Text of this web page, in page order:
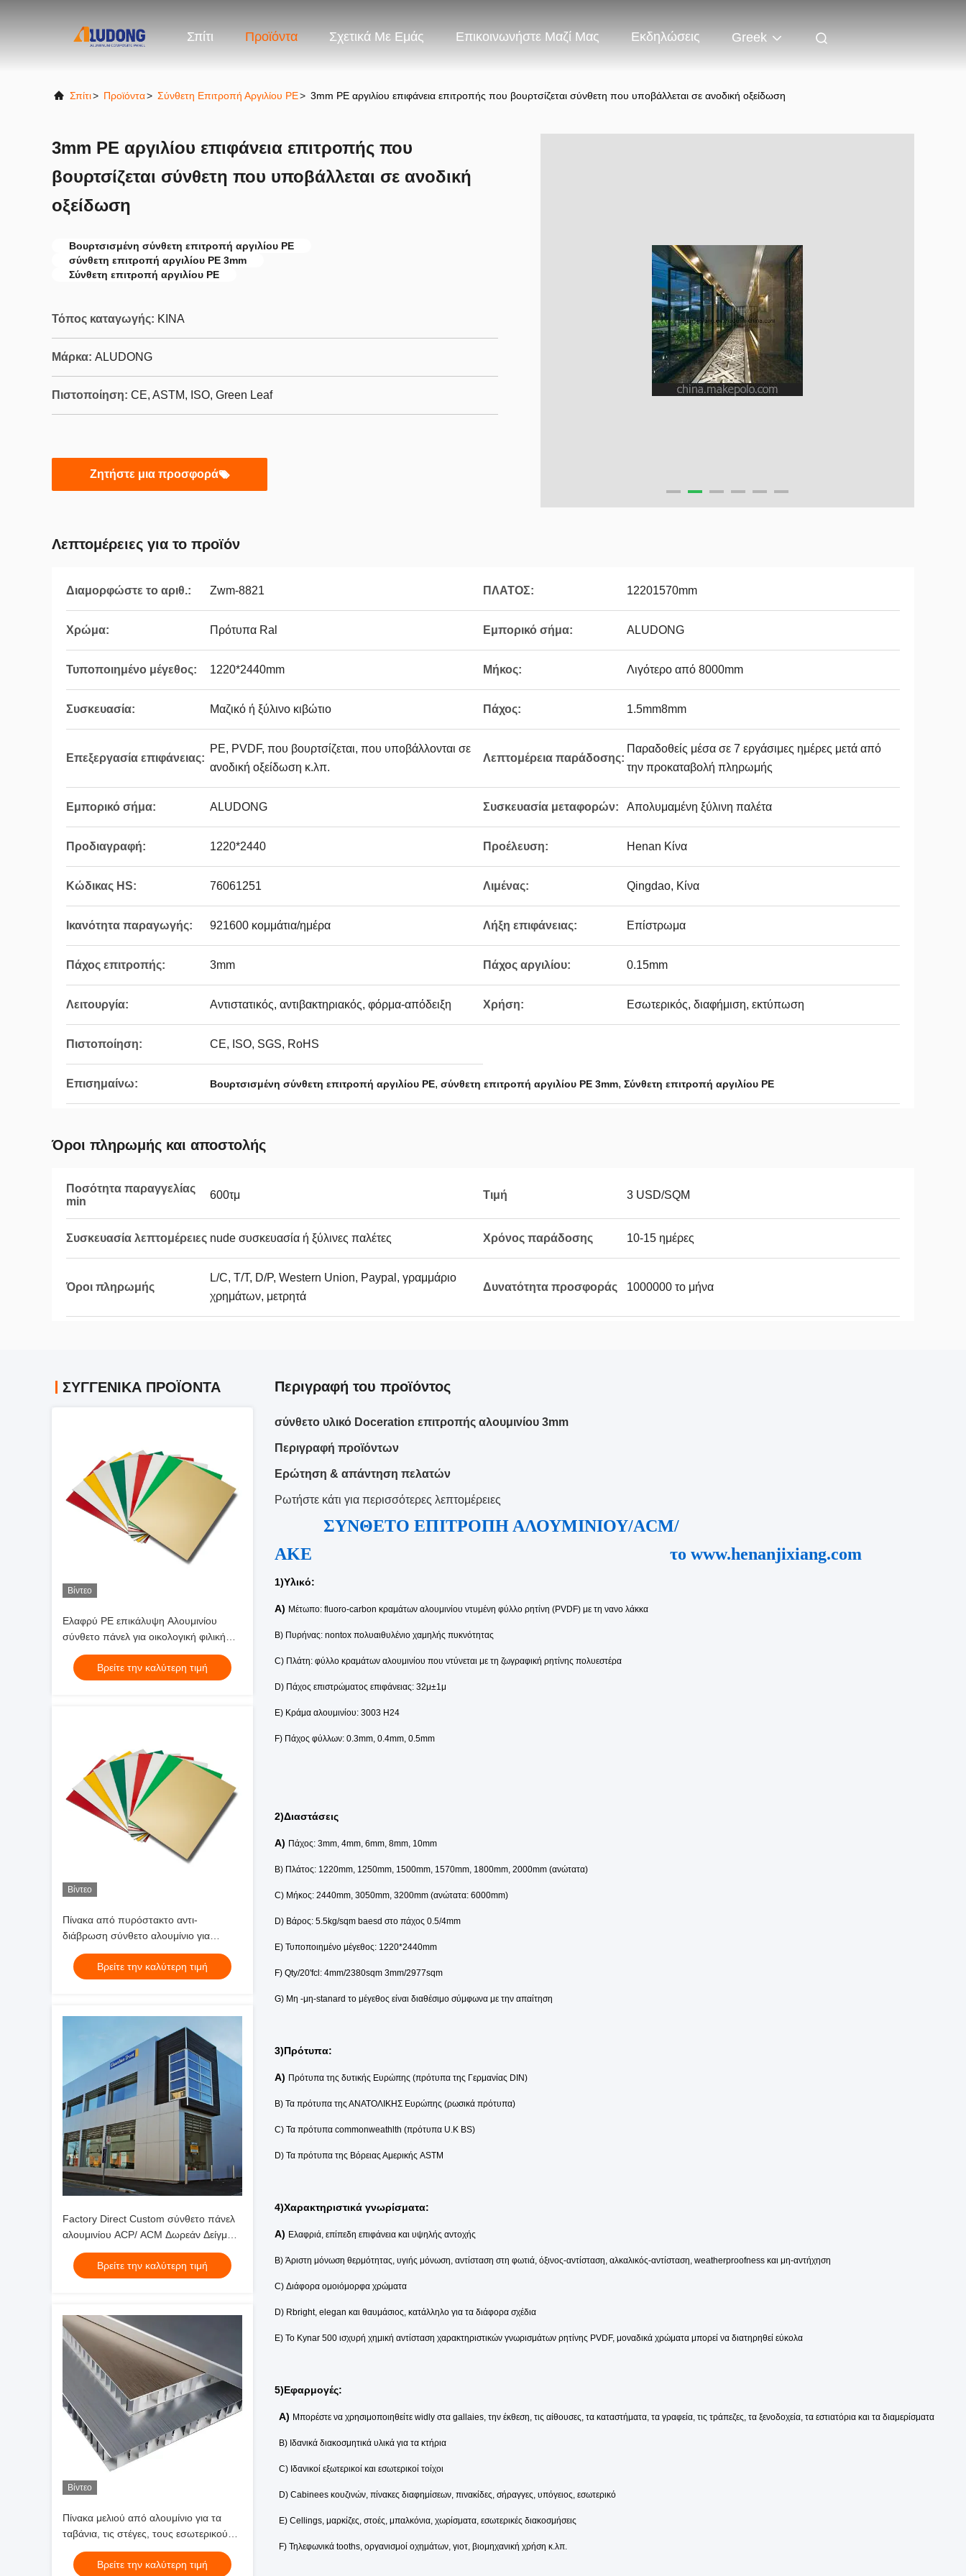
Σπίτι Προϊόντα Σχετικά Με Εμάς Επικοινωνήστε Μαζί Μας Εκδηλώσεις Greek
Σπίτι> Προϊόντα> Σύνθετη Επιτροπή Αργιλίου PE> 3mm PE αργιλίου επιφάνεια επιτροπής που βουρτσίζεται σύνθετη που υποβάλλεται σε ανοδική οξείδωση
3mm PE αργιλίου επιφάνεια επιτροπής που
βουρτσίζεται σύνθετη που υποβάλλεται σε ανοδική
οξείδωση
Βουρτσισμένη σύνθετη επιτροπή αργιλίου PE
σύνθετη επιτροπή αργιλίου PE 3mm
Σύνθετη επιτροπή αργιλίου PE
Τόπος καταγωγής: ΚΙΝΑ
Μάρκα: ALUDONG
Πιστοποίηση: CE, ASTM, ISO, Green Leaf
Ζητήστε μια προσφορά
Λεπτομέρειες για το προϊόν
Διαμορφώστε το αριθ.: Zwm-8821 ΠΛΑΤΟΣ: 12201570mm
Χρώμα: Πρότυπα Ral Εμπορικό σήμα: ALUDONG
Τυποποιημένο μέγεθος: 1220*2440mm Μήκος: Λιγότερο από 8000mm
Συσκευασία: Μαζικό ή ξύλινο κιβώτιο Πάχος: 1.5mm8mm
Επεξεργασία επιφάνειας:
PE, PVDF, που βουρτσίζεται, που υποβάλλονται σε
ανοδική οξείδωση κ.λπ.
Λεπτομέρεια παράδοσης:
Παραδοθείς μέσα σε 7 εργάσιμες ημέρες μετά από
την προκαταβολή πληρωμής
Εμπορικό σήμα: ALUDONG Συσκευασία μεταφορών: Απολυμαμένη ξύλινη παλέτα
Προδιαγραφή: 1220*2440 Προέλευση: Henan Κίνα
Κώδικας HS: 76061251 Λιμένας: Qingdao, Κίνα
Ικανότητα παραγωγής: 921600 κομμάτια/ημέρα Λήξη επιφάνειας: Επίστρωμα
Πάχος επιτροπής: 3mm Πάχος αργιλίου: 0.15mm
Λειτουργία: Αντιστατικός, αντιβακτηριακός, φόρμα-απόδειξη Χρήση: Εσωτερικός, διαφήμιση, εκτύπωση
Πιστοποίηση: CE, ISO, SGS, RoHS
Επισημαίνω: Βουρτσισμένη σύνθετη επιτροπή αργιλίου PE, σύνθετη επιτροπή αργιλίου PE 3mm, Σύνθετη επιτροπή αργιλίου PE
Όροι πληρωμής και αποστολής
Ποσότητα παραγγελίας
min
600τμ Τιμή 3 USD/SQM
Συσκευασία λεπτομέρειες nude συσκευασία ή ξύλινες παλέτες Χρόνος παράδοσης 10-15 ημέρες
Όροι πληρωμής
L/C, T/T, D/P, Western Union, Paypal, γραμμάριο
χρημάτων, μετρητά
Δυνατότητα προσφοράς 1000000 το μήνα
ΣΥΓΓΕΝΙΚΆ ΠΡΟΪΌΝΤΑ
Βίντεο
Ελαφρύ PE επικάλυψη Αλουμινίου
σύνθετο πάνελ για οικολογική φιλική
σήμανση, μπροστινή πλευρά του
καταστήματος, εσωτερική διακόσμηση
Βρείτε την καλύτερη τιμή
Βίντεο
Πίνακα από πυρόστακτο αντι-
διάβρωση σύνθετο αλουμίνιο για
επένδυση, τοίχους κουρτίνας,
εσωτερική διακόσμηση οροφής
Βρείτε την καλύτερη τιμή
Factory Direct Custom σύνθετο πάνελ
αλουμινίου ACP/ ACM Δωρεάν Δείγμα
3mm 4mm για Διακόσμηση Τοίχων
Βρείτε την καλύτερη τιμή
Βίντεο
Πίνακα μελιού από αλουμίνιο για τα
ταβάνια, τις στέγες, τους εσωτερικούς
και εξωτερικούς τοίχους κλπ.
Βρείτε την καλύτερη τιμή
Περιγραφή του προϊόντος
σύνθετο υλικό Doceration επιτροπής αλουμινίου 3mm
Περιγραφή προϊόντων
Ερώτηση & απάντηση πελατών
Ρωτήστε κάτι για περισσότερες λεπτομέρειες
ΣΥΝΘΕΤΟ ΕΠΙΤΡΟΠΗ ΑΛΟΥΜΙΝΙΟΥ/ACM/
ΑΚΕ το www.henanjixiang.com
1)Υλικό:
A) Μέτωπο: fluoro-carbon κραμάτων αλουμινίου ντυμένη φύλλο ρητίνη (PVDF) με τη νανο λάκκα
B) Πυρήνας: nontox πολυαιθυλένιο χαμηλής πυκνότητας
C) Πλάτη: φύλλο κραμάτων αλουμινίου που ντύνεται με τη ζωγραφική ρητίνης πολυεστέρα
D) Πάχος επιστρώματος επιφάνειας: 32μ±1μ
E) Κράμα αλουμινίου: 3003 H24
F) Πάχος φύλλων: 0.3mm, 0.4mm, 0.5mm
2)Διαστάσεις
A) Πάχος: 3mm, 4mm, 6mm, 8mm, 10mm
B) Πλάτος: 1220mm, 1250mm, 1500mm, 1570mm, 1800mm, 2000mm (ανώτατα)
C) Μήκος: 2440mm, 3050mm, 3200mm (ανώτατα: 6000mm)
D) Βάρος: 5.5kg/sqm baesd στο πάχος 0.5/4mm
E) Τυποποιημένο μέγεθος: 1220*2440mm
F) Qty/20'fcl: 4mm/2380sqm 3mm/2977sqm
G) Μη -μη-stanard το μέγεθος είναι διαθέσιμο σύμφωνα με την απαίτηση
3)Πρότυπα:
A) Πρότυπα της δυτικής Ευρώπης (πρότυπα της Γερμανίας DIN)
B) Τα πρότυπα της ΑΝΑΤΟΛΙΚΗΣ Ευρώπης (ρωσικά πρότυπα)
C) Τα πρότυπα commonweathlth (πρότυπα U.K BS)
D) Τα πρότυπα της Βόρειας Αμερικής ASTM
4)Χαρακτηριστικά γνωρίσματα:
A) Ελαφριά, επίπεδη επιφάνεια και υψηλής αντοχής
B) Άριστη μόνωση θερμότητας, υγιής μόνωση, αντίσταση στη φωτιά, όξινος-αντίσταση, αλκαλικός-αντίσταση, weatherproofness και μη-αντήχηση
C) Διάφορα ομοιόμορφα χρώματα
D) Rbright, elegan και θαυμάσιος, κατάλληλο για τα διάφορα σχέδια
E) Το Kynar 500 ισχυρή χημική αντίσταση χαρακτηριστικών γνωρισμάτων ρητίνης PVDF, μοναδικά χρώματα μπορεί να διατηρηθεί εύκολα
5)Εφαρμογές:
A) Μπορέστε να χρησιμοποιηθείτε widly στα gallaies, την έκθεση, τις αίθουσες, τα καταστήματα, τα γραφεία, τις τράπεζες, τα ξενοδοχεία, τα εστιατόρια και τα διαμερίσματα
B) Ιδανικά διακοσμητικά υλικά για τα κτήρια
C) Ιδανικοί εξωτερικοί και εσωτερικοί τοίχοι
D) Cabinees κουζινών, πίνακες διαφημίσεων, πινακίδες, σήραγγες, υπόγειος, εσωτερικό
E) Cellings, μαρκίζες, στοές, μπαλκόνια, χωρίσματα, εσωτερικές διακοσμήσεις
F) Τηλεφωνικά tooths, οργανισμοί οχημάτων, γιοτ, βιομηχανική χρήση κ.λπ.